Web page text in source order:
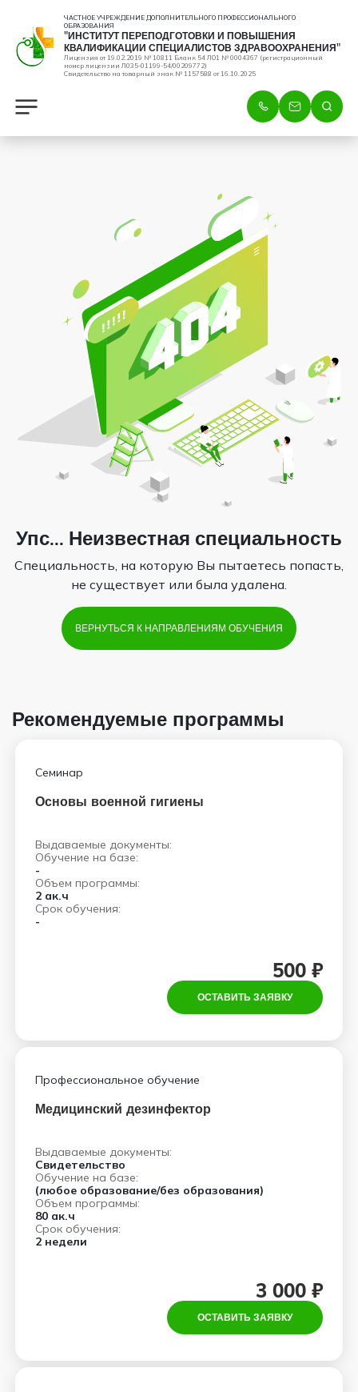
ЧАСТНОЕ УЧРЕЖДЕНИЕ ДОПОЛНИТЕЛЬНОГО ПРОФЕССИОНАЛЬНОГО
ОБРАЗОВАНИЯ
"ИНСТИТУТ ПЕРЕПОДГОТОВКИ И ПОВЫШЕНИЯ
КВАЛИФИКАЦИИ СПЕЦИАЛИСТОВ ЗДРАВООХРАНЕНИЯ"
Лицензия от 19.02.2019 № 10811 Бланк 54 ЛО1 № 0004367 (регистрационный
номер лицензии Л035-01199-54/00209772)
Свидетельство на товарный знак № 1157588 от 16.10.2025
Упс... Неизвестная специальность
Специальность, на которую Вы пытаетесь попасть,
не существует или была удалена.
ВЕРНУТЬСЯ К НАПРАВЛЕНИЯМ ОБУЧЕНИЯ
Рекомендуемые программы
Семинар
Основы военной гигиены
Выдаваемые документы:
Обучение на базе:
-
Объем программы:
2 ак.ч
Срок обучения:
-
500 ₽
ОСТАВИТЬ ЗАЯВКУ
Профессиональное обучение
Медицинский дезинфектор
Выдаваемые документы:
Свидетельство
Обучение на базе:
(любое образование/без образования)
Объем программы:
80 ак.ч
Срок обучения:
2 недели
3 000 ₽
ОСТАВИТЬ ЗАЯВКУ